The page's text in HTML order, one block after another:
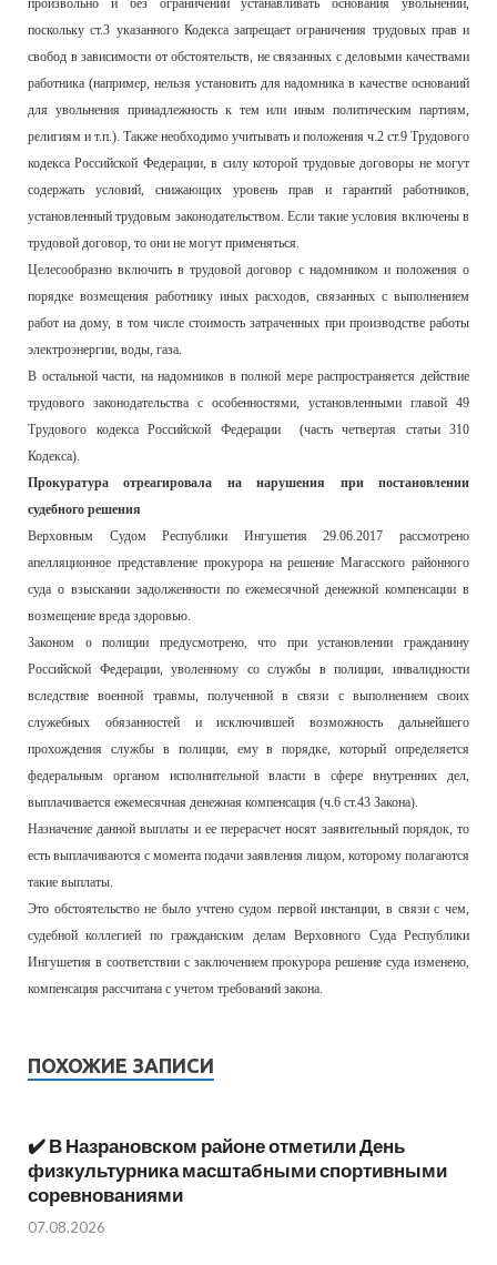
произвольно и без ограничений устанавливать основания увольнений,
поскольку ст.3 указанного Кодекса запрещает ограничения трудовых прав и
свобод в зависимости от обстоятельств, не связанных с деловыми качествами
работника (например, нельзя установить для надомника в качестве оснований
для увольнения принадлежность к тем или иным политическим партиям,
религиям и т.п.). Также необходимо учитывать и положения ч.2 ст.9 Трудового
кодекса Российской Федерации, в силу которой трудовые договоры не могут
содержать условий, снижающих уровень прав и гарантий работников,
установленный трудовым законодательством. Если такие условия включены в
трудовой договор, то они не могут применяться.
Целесообразно включить в трудовой договор с надомником и положения о
порядке возмещения работнику иных расходов, связанных с выполнением
работ на дому, в том числе стоимость затраченных при производстве работы
электроэнергии, воды, газа.
В остальной части, на надомников в полной мере распространяется действие
трудового законодательства с особенностями, установленными главой 49
Трудового кодекса Российской Федерации (часть четвертая статьи 310
Кодекса).
Прокуратура отреагировала на нарушения при постановлении
судебного решения
Верховным Судом Республики Ингушетия 29.06.2017 рассмотрено
апелляционное представление прокурора на решение Магасского районного
суда о взыскании задолженности по ежемесячной денежной компенсации в
возмещение вреда здоровью.
Законом о полиции предусмотрено, что при установлении гражданину
Российской Федерации, уволенному со службы в полиции, инвалидности
вследствие военной травмы, полученной в связи с выполнением своих
служебных обязанностей и исключившей возможность дальнейшего
прохождения службы в полиции, ему в порядке, который определяется
федеральным органом исполнительной власти в сфере внутренних дел,
выплачивается ежемесячная денежная компенсация (ч.6 ст.43 Закона).
Назначение данной выплаты и ее перерасчет носят заявительный порядок, то
есть выплачиваются с момента подачи заявления лицом, которому полагаются
такие выплаты.
Это обстоятельство не было учтено судом первой инстанции, в связи с чем,
судебной коллегией по гражданским делам Верховного Суда Республики
Ингушетия в соответствии с заключением прокурора решение суда изменено,
компенсация рассчитана с учетом требований закона.
ПОХОЖИЕ ЗАПИСИ
✔️ В Назрановском районе отметили День
физкультурника масштабными спортивными
соревнованиями
07.08.2026